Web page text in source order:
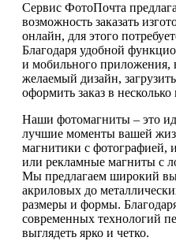
Сервис ФотоПочта
возможность заказать
онлайн, для этого
Благодаря удобной
и мобильного приложения,
желаемый дизайн,
оформить заказ в несколько
Наши фотомагниты – это
лучшие моменты вашей
магнитики с фотографией,
или рекламные магниты с
Мы предлагаем широкий
акриловых до
размеры и формы.
современных технологий
выглядеть ярко и четко.